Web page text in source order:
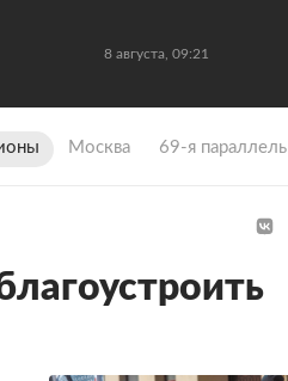
8 августа, 09:21
Москва 69-я параллель